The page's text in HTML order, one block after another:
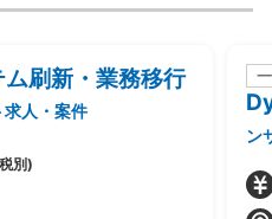
刷新・業務移行
人・案件
別)
ン